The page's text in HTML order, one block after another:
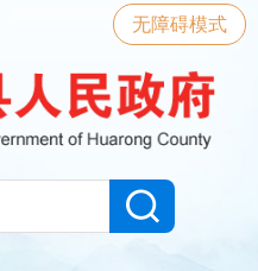
无障碍模式